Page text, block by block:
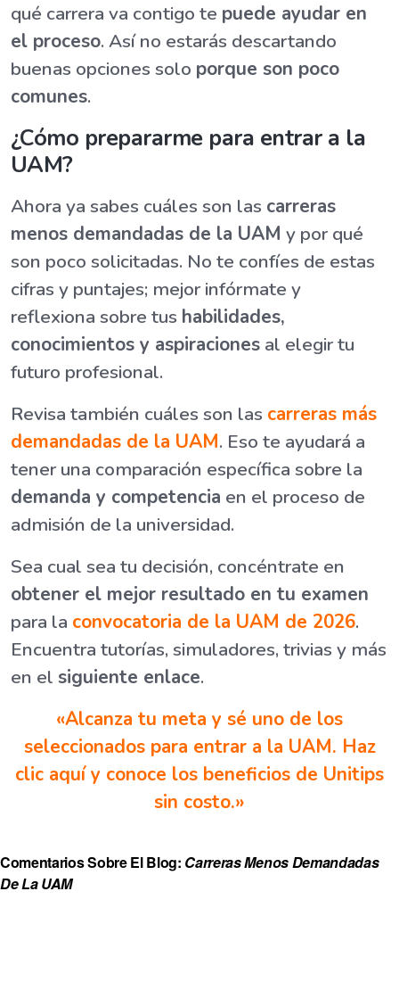
qué carrera va contigo te puede ayudar en
el proceso. Así no estarás descartando
buenas opciones solo porque son poco
comunes.
¿Cómo prepararme para entrar a la
UAM?
Ahora ya sabes cuáles son las carreras
menos demandadas de la UAM y por qué
son poco solicitadas. No te confíes de estas
cifras y puntajes; mejor infórmate y
reflexiona sobre tus habilidades,
conocimientos y aspiraciones al elegir tu
futuro profesional.
Revisa también cuáles son las carreras más
demandadas de la UAM. Eso te ayudará a
tener una comparación específica sobre la
demanda y competencia en el proceso de
admisión de la universidad.
Sea cual sea tu decisión, concéntrate en
obtener el mejor resultado en tu examen
para la convocatoria de la UAM de 2026.
Encuentra tutorías, simuladores, trivias y más
en el siguiente enlace.
«Alcanza tu meta y sé uno de los
seleccionados para entrar a la UAM. Haz
clic aquí y conoce los beneficios de Unitips
sin costo.»
Comentarios Sobre El Blog: Carreras Menos Demandadas
De La UAM